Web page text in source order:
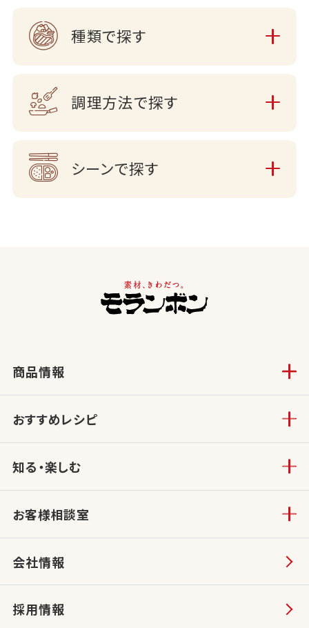
種類で探す
調理方法で探す
シーンで探す
商品情報
おすすめレシピ
知る・楽しむ
お客様相談室
会社情報
採用情報